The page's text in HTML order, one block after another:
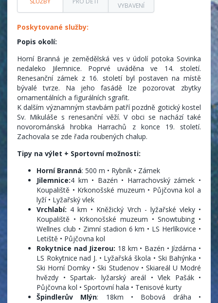
VYBAVENÍ
Poskytované služby:
Popis okolí:
Horní Branná je zemědělská ves v údolí potoka Sovinka
nedaleko Jilemnice. Poprvé uváděna ve 14. století.
Renesanční zámek z 16. století byl postaven na místě
bývalé tvrze. Na jeho fasádě lze pozorovat zbytky
ornamentálních a figurálních sgrafit.
K dalším významným stavbám patří pozdně gotický kostel
Sv. Mikuláše s renesanční věží. V obci se nachází také
novorománská hrobka Harrachů z konce 19. století.
Zachovala se zde řada roubených chalup.
Tipy na výlet + Sportovní možnosti:
Horní Branná: 500 m • Rybník • Zámek
Jilemnice:4 km • Bazén • Harrachovský zámek •
Koupaliště • Krkonošské muzeum • Půjčovna kol a
lyží • Lyžařský vlek
Vrchlabí: 4 km • Kněžický Vrch - lyžařské vleky •
Koupaliště • Krkonošské muzeum • Snowtubing •
Wellnes club • Zimní stadion 6 km • LS Herlíkovice •
Letiště • Půjčovna kol
Rokytnice nad Jizerou: 18 km • Bazén • Jízdárna •
LS Rokytnice nad J. • Lyžařská škola • Ski Bahýnka •
Ski Horní Domky • Ski Studenov • Skiareál U Modré
hvězdy • Spartak- lyžarský areál • Vlek Pašák •
Půjčovna kol • Sportovní hala • Tenisové kurty
Špindlerův Mlýn: 18km • Bobová dráha •